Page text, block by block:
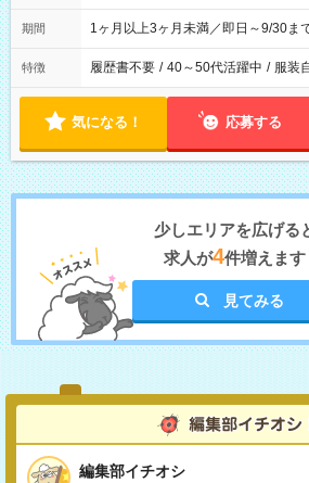
期間 1ヶ月以上3ヶ月未満／即日～9/30ま
特徴 履歴書不要 / 40～50代活躍中 / 服装
気になる！ 応募する
少しエリアを広げる
求人が4件増えます
見てみる
編集部イチオシ